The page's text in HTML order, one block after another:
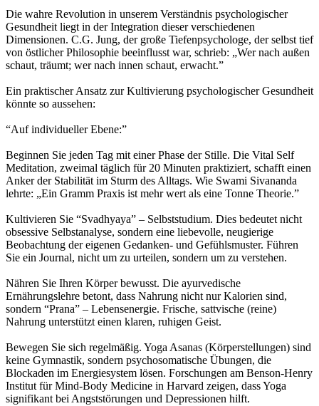
Die wahre Revolution in unserem Verständnis psychologischer
Gesundheit liegt in der Integration dieser verschiedenen
Dimensionen. C.G. Jung, der große Tiefenpsychologe, der selbst tief
von östlicher Philosophie beeinflusst war, schrieb: „Wer nach außen
schaut, träumt; wer nach innen schaut, erwacht.”
Ein praktischer Ansatz zur Kultivierung psychologischer Gesundheit
könnte so aussehen:
“Auf individueller Ebene:”
Beginnen Sie jeden Tag mit einer Phase der Stille. Die Vital Self
Meditation, zweimal täglich für 20 Minuten praktiziert, schafft einen
Anker der Stabilität im Sturm des Alltags. Wie Swami Sivananda
lehrte: „Ein Gramm Praxis ist mehr wert als eine Tonne Theorie.”
Kultivieren Sie “Svadhyaya” – Selbststudium. Dies bedeutet nicht
obsessive Selbstanalyse, sondern eine liebevolle, neugierige
Beobachtung der eigenen Gedanken- und Gefühlsmuster. Führen
Sie ein Journal, nicht um zu urteilen, sondern um zu verstehen.
Nähren Sie Ihren Körper bewusst. Die ayurvedische
Ernährungslehre betont, dass Nahrung nicht nur Kalorien sind,
sondern “Prana” – Lebensenergie. Frische, sattvische (reine)
Nahrung unterstützt einen klaren, ruhigen Geist.
Bewegen Sie sich regelmäßig. Yoga Asanas (Körperstellungen) sind
keine Gymnastik, sondern psychosomatische Übungen, die
Blockaden im Energiesystem lösen. Forschungen am Benson-Henry
Institut für Mind-Body Medicine in Harvard zeigen, dass Yoga
signifikant bei Angststörungen und Depressionen hilft.